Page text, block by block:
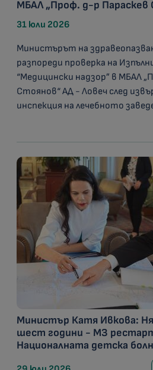
МБАЛ „Проф. д-р Параскев
31 юли 2026
Министърът на
разпореди проверка на
“Медицински надзор” в МБАЛ
Стоянов“ АД - Ловеч след
инспекция на лечебното
Министър Катя Ивкова:
шест години - МЗ
Националната детска